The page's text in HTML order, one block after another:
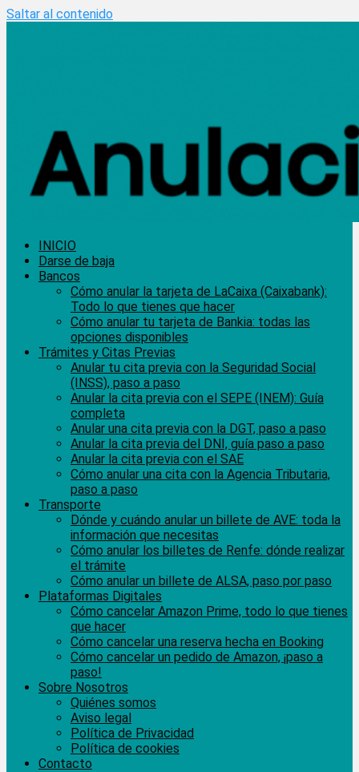
Saltar al contenido
INICIO
Darse de baja
Bancos
Cómo anular la tarjeta de LaCaixa (Caixabank):
Todo lo que tienes que hacer
Cómo anular tu tarjeta de Bankia: todas las
opciones disponibles
Trámites y Citas Previas
Anular tu cita previa con la Seguridad Social
(INSS), paso a paso
Anular la cita previa con el SEPE (INEM): Guía
completa
Anular una cita previa con la DGT, paso a paso
Anular la cita previa del DNI, guía paso a paso
Anular la cita previa con el SAE
Cómo anular una cita con la Agencia Tributaria,
paso a paso
Transporte
Dónde y cuándo anular un billete de AVE: toda la
información que necesitas
Cómo anular los billetes de Renfe: dónde realizar
el trámite
Cómo anular un billete de ALSA, paso por paso
Plataformas Digitales
Cómo cancelar Amazon Prime, todo lo que tienes
que hacer
Cómo cancelar una reserva hecha en Booking
Cómo cancelar un pedido de Amazon, ¡paso a
paso!
Sobre Nosotros
Quiénes somos
Aviso legal
Política de Privacidad
Política de cookies
Contacto